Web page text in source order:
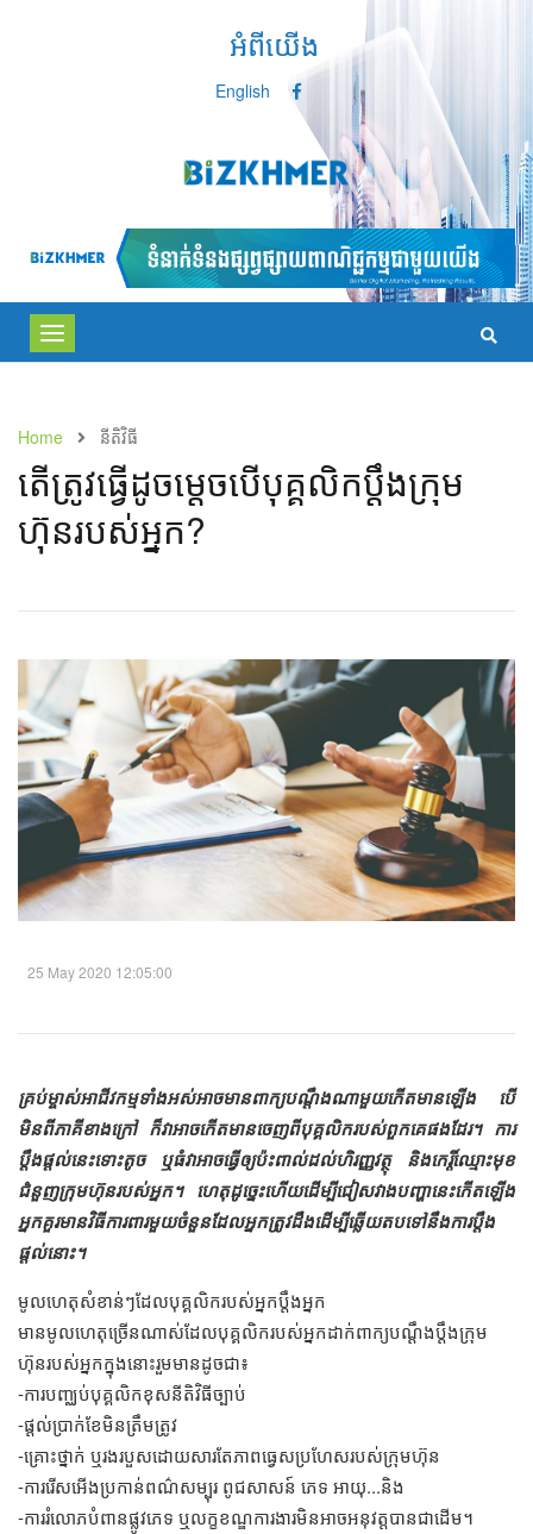
អំពីយើង
English
Toggle
navigation
Home នីតិវិធី
តើ​ត្រូវ​ធ្វើ​ដូចម្តេច​​បើ​បុគ្គលិក​ប្ដឹង​​ក្រុម
ហ៊ុន​របស់​អ្នក?​
25 May 2020 12:05:00
គ្រប់​ម្ចាស់​អាជីវកម្ម​​ទាំងអស់​អាច​មាន​ពាក្យ​បណ្តឹង​ណាមួយ​កើត​មាន​ឡើង​ បើ​
មិន​ពី​ភាគី​ខាងក្រៅ ក៏​វា​អាច​កើត​មាន​ចេញ​ពី​បុគ្គលិក​របស់​ពួកគេ​ផង​ដែរ។ ការ​​​
ប្ដឹង​ផ្ដល់​​នេះ​​ទោះ​តូច​ ឬ​ធំ​វា​អាច​ធ្វើ​ឲ្យ​ប៉ះពាល់​ដល់​​ហិរញ្ញវត្ថុ​ និង​កេរ្តិ៍ឈ្មោះ​មុខ​
ជំនួញ​​ក្រុមហ៊ុន​​របស់​អ្នក​។ ហេតុដូច្នេះ​ហើយ​ដើម្បី​ជៀសវាង​បញ្ហា​នេះ​កើត​ឡើង
អ្នក​គួរ​មាន​វិធី​ការពារ​មួយ​ចំនួន​ដែល​អ្នក​ត្រូវ​ដឹង​ដើម្បី​ឆ្លើយតប​ទៅ​នឹង​ការ​​ប្តឹង​
ផ្តល់​នោះ។
មូលហេតុ​សំខាន់ៗ​ដែល​​បុគ្គលិក​របស់​អ្នក​ប្តឹង​អ្នក
មាន​មូលហេតុ​ច្រើន​ណាស់​ដែល​បុគ្គលិក​របស់​អ្នក​ដាក់​ពាក្យបណ្ដឹង​ប្ដឹង​ក្រុម
ហ៊ុន​របស់​អ្នក​​ក្នុង​នោះ​រួមមាន​ដូចជា៖
-ការ​បញ្ឈប់​បុគ្គលិក​ខុស​នីតិវិធី​ច្បាប់
-ផ្ដល់​ប្រាក់ខែ​មិន​ត្រឹមត្រូវ
-គ្រោះថ្នាក់ ឬ​រង​របួស​ដោយសារ​តែ​ភាព​ធ្វេសប្រហែស​របស់​ក្រុមហ៊ុន
-ការ​រើសអើង​ប្រកាន់​ពណ៌​សម្បុរ ពូជសាសន៍ ភេទ អាយុ...និង
-ការ​រំលោភបំពាន​ផ្លូវ​ភេទ ឬ​លក្ខខណ្ឌ​ការងារ​មិន​​អាច​អនុវត្ត​បាន​ជាដើម។